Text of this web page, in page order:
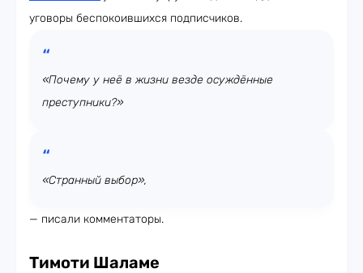
уговоры беспокоившихся подписчиков.
«Почему у неё в жизни везде осуждённые
преступники?»
«Странный выбор»,
— писали комментаторы.
Тимоти Шаламе